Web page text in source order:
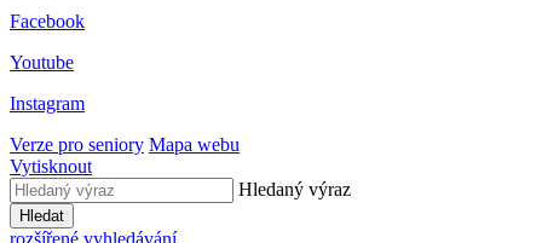
Facebook
Youtube
Instagram
Verze pro seniory Mapa webu
Vytisknout
Hledaný výraz
Hledat
rozšířené vyhledávání